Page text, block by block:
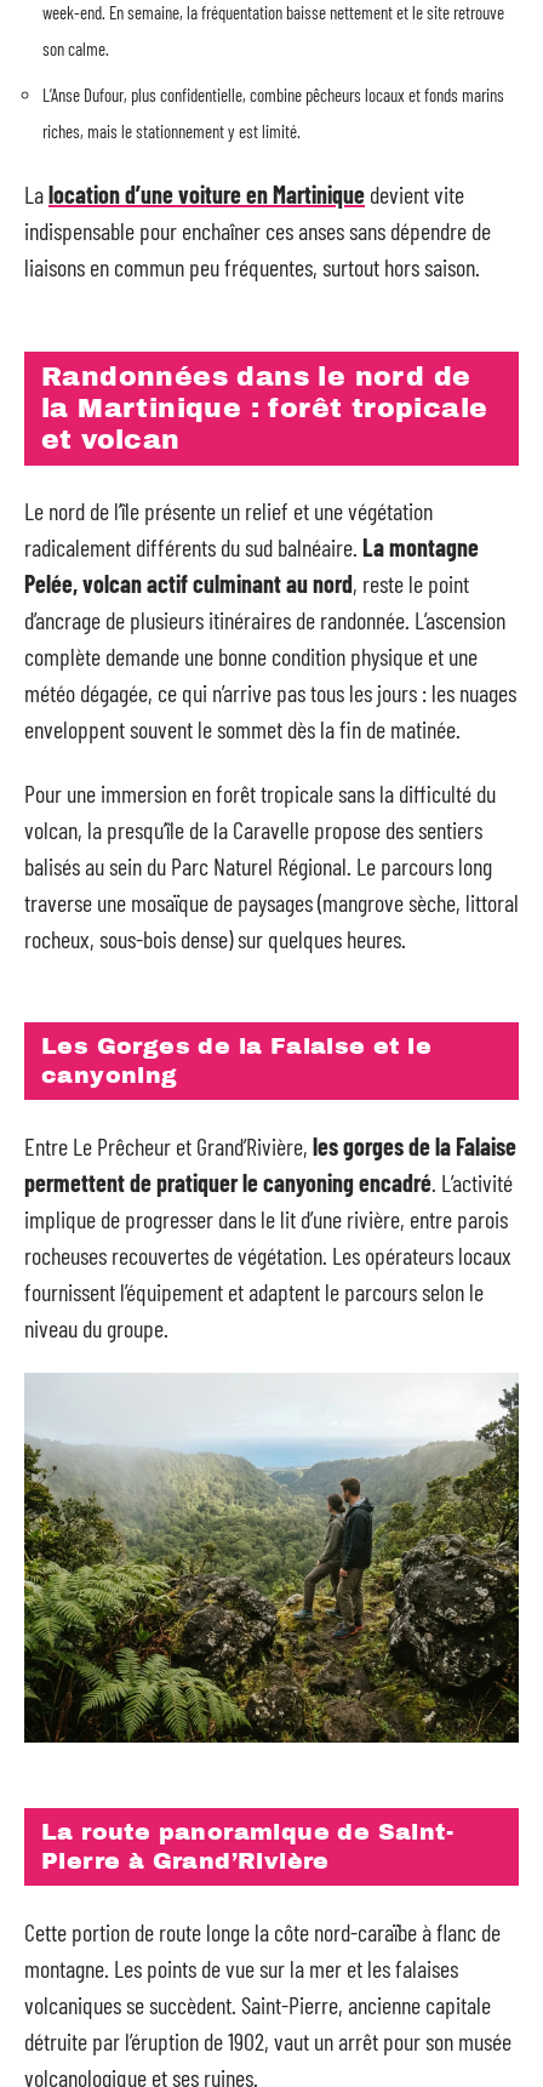
week-end. En semaine, la fréquentation baisse nettement et le site retrouve
son calme.
L’Anse Dufour, plus confidentielle, combine pêcheurs locaux et fonds marins
riches, mais le stationnement y est limité.
Lalocation d’une voiture en Martinique devient vite
indispensable pour enchaîner ces anses sans dépendre de
liaisons en commun peu fréquentes, surtout hors saison.
Randonnées dans le nord de
la Martinique : forêt tropicale
et volcan
Le nord de l’île présente un relief et une végétation
radicalement différents du sud balnéaire. La montagne
Pelée, volcan actif culminant au nord, reste le point
d’ancrage de plusieurs itinéraires de randonnée. L’ascension
complète demande une bonne condition physique et une
météo dégagée, ce qui n’arrive pas tous les jours : les nuages
enveloppent souvent le sommet dès la fin de matinée.
Pour une immersion en forêt tropicale sans la difficulté du
volcan, la presqu’île de la Caravelle propose des sentiers
balisés au sein du Parc Naturel Régional. Le parcours long
traverse une mosaïque de paysages (mangrove sèche, littoral
rocheux, sous-bois dense) sur quelques heures.
Les Gorges de la Falaise et le
canyoning
Entre Le Prêcheur et Grand’Rivière, les gorges de la Falaise
permettent de pratiquer le canyoning encadré . L’activité
implique de progresser dans le lit d’une rivière, entre parois
rocheuses recouvertes de végétation. Les opérateurs locaux
fournissent l’équipement et adaptent le parcours selon le
niveau du groupe.
La route panoramique de Saint-
Pierre à Grand’Rivière
Cette portion de route longe la côte nord-caraïbe à flanc de
montagne. Les points de vue sur la mer et les falaises
volcaniques se succèdent. Saint-Pierre, ancienne capitale
détruite par l’éruption de 1902, vaut un arrêt pour son musée
volcanologique et ses ruines.